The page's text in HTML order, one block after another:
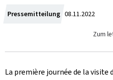
Pressemitteilung Z
m
08.11.2022
Zum
La première journée de la visite